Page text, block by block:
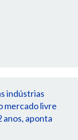
indústrias
mercado livre
anos, aponta